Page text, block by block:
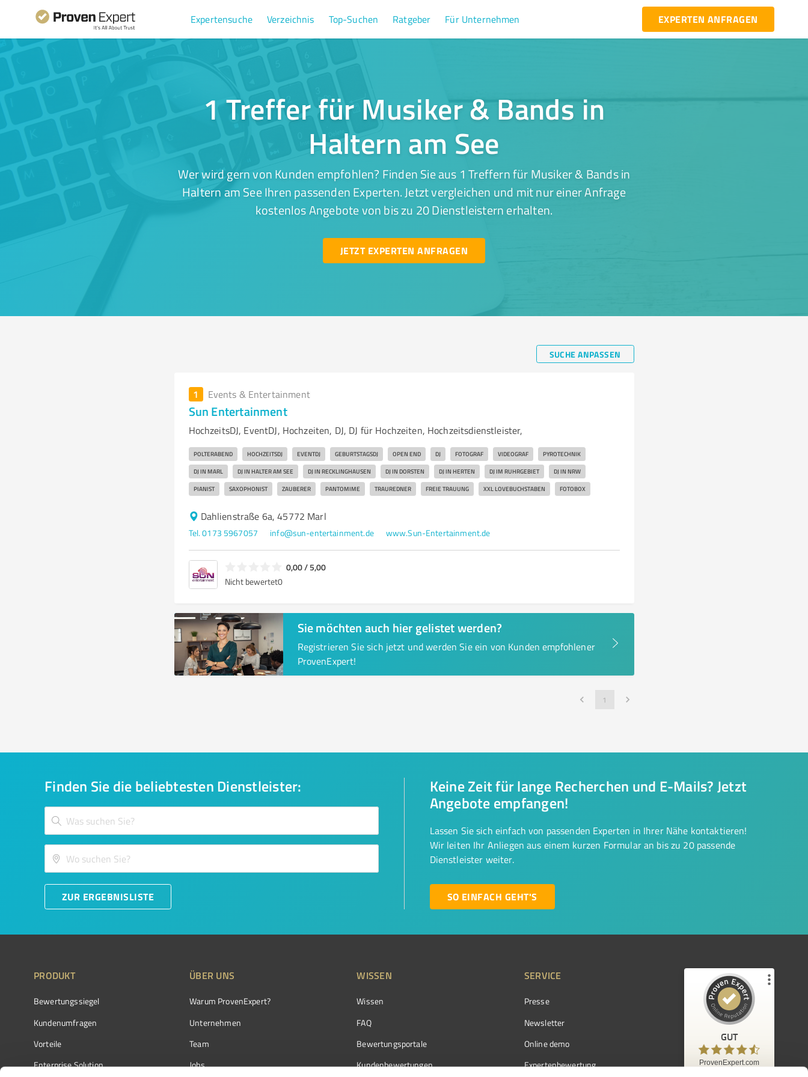
Expertensuche Verzeichnis Top-Suchen Ratgeber Für Unternehmen EXPERTEN ANFRAGEN
1 Treffer für Musiker & Bands in
Haltern am See
Wer wird gern von Kunden empfohlen? Finden Sie aus 1 Treffern für Musiker & Bands in
Haltern am See Ihren passenden Experten. Jetzt vergleichen und mit nur einer Anfrage
kostenlos Angebote von bis zu 20 Dienstleistern erhalten.
JETZT EXPERTEN ANFRAGEN
SUCHE ANPASSEN
1 Events & Entertainment
Sun Entertainment
HochzeitsDJ, EventDJ, Hochzeiten, DJ, DJ für Hochzeiten, Hochzeitsdienstleister,
POLTERABEND HOCHZEITSDJ EVENTDJ GEBURTSTAGSDJ OPEN END DJ FOTOGRAF VIDEOGRAF PYROTECHNIK
DJ IN MARL DJ IN HALTER AM SEE DJ IN RECKLINGHAUSEN DJ IN DORSTEN DJ IN HERTEN DJ IM RUHRGEBIET DJ IN NRW
PIANIST SAXOPHONIST ZAUBERER PANTOMIME TRAUREDNER FREIE TRAUUNG XXL LOVEBUCHSTABEN FOTOBOX
Dahlienstraße 6a, 45772 Marl
Tel. 0173 5967057 info@sun-entertainment.de www.Sun-Entertainment.de
0,00 / 5,00
Nicht bewertet0
Sie möchten auch hier gelistet werden?
Registrieren Sie sich jetzt und werden Sie ein von Kunden empfohlener
ProvenExpert!
1
Finden Sie die beliebtesten Dienstleister:
ZUR ERGEBNISLISTE
Keine Zeit für lange Recherchen und E-Mails? Jetzt
Angebote empfangen!
Lassen Sie sich einfach von passenden Experten in Ihrer Nähe kontaktieren!
Wir leiten Ihr Anliegen aus einem kurzen Formular an bis zu 20 passende
Dienstleister weiter.
SO EINFACH GEHT'S
PRODUKT
Bewertungssiegel
Kundenumfragen
Vorteile
Enterprise Solution
ÜBER UNS
Warum ProvenExpert?
Unternehmen
Team
Jobs
WISSEN
Wissen
FAQ
Bewertungsportale
Kundenbewertungen
SERVICE
Presse
Newsletter
Online demo
Expertenbewertung
GUT
ProvenExpert.com
Kundenbewertungen und Erfahrungen zu
ProvenExpert.com
97
%
Empfehlungen auf
ProvenExpert.com
4,42
/
5,00